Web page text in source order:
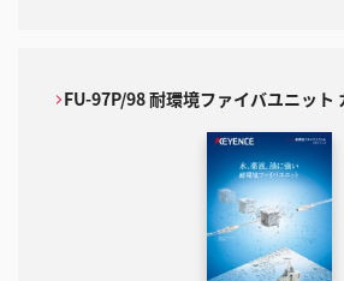
FU-97P/98 耐環境ファイバユニット